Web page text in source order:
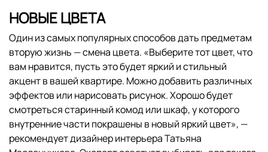
НОВЫЕ ЦВЕТА
Один из самых популярных способов дать предметам
вторую жизнь — смена цвета. «Выберите тот цвет, что
вам нравится, пусть это будет яркий и стильный
акцент в вашей квартире. Можно добавить различных
эффектов или нарисовать рисунок. Хорошо будет
смотреться старинный комод или шкаф, у которого
внутренние части покрашены в новый яркий цвет», —
рекомендует дизайнер интерьера Татьяна